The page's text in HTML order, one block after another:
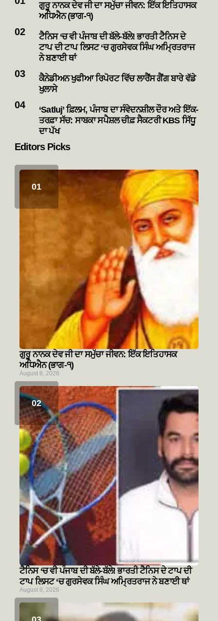
ਗੁਰੂ ਨਾਨਕ ਦੇਵ ਜੀ ਦਾ ਸਮੁੱਚਾ ਜੀਵਨ: ਇੱਕ ਇਤਿਹਾਸਕ
ਅਧਿਐਨ (ਭਾਗ-੧)
ਟੈਨਿਸ ‘ਚ ਵੀ ਪੰਜਾਬ ਦੀ ਬੱਲੇ-ਬੱਲੇ! ਭਾਰਤੀ ਟੈਨਿਸ ਦੇ
ਟਾਪ ਦੀ ਟਾਪ ਲਿਸਟ ‘ਚ ਗੁਰਸੇਵਕ ਸਿੰਘ ਅਮ੍ਰਿਤਰਾਜ
ਨੇ ਬਣਾਈ ਥਾਂ
ਕੈਨੇਡੀਅਨ ਖੁਫੀਆ ਰਿਪੋਰਟ ਵਿੱਚ ਲਾਰੈਂਸ ਗੈਂਗ ਬਾਰੇ ਵੱਡੇ
ਖੁਲਾਸੇ
‘Satluj’ ਫ਼ਿਲਮ, ਪੰਜਾਬ ਦਾ ਸੰਵੇਦਨਸ਼ੀਲ ਦੌਰ ਅਤੇ ਇੱਕ-
ਤਰਫ਼ਾ ਸੱਚ: ਸਾਬਕਾ ਸਪੈਸ਼ਲ ਚੀਫ਼ ਸੈਕਟਰੀ KBS ਸਿੱਧੂ
ਦਾ ਪੱਖ
Editors Picks
ਗੁਰੂ ਨਾਨਕ ਦੇਵ ਜੀ ਦਾ ਸਮੁੱਚਾ ਜੀਵਨ: ਇੱਕ ਇਤਿਹਾਸਕ
ਅਧਿਐਨ (ਭਾਗ-੧)
August 8, 2026
ਟੈਨਿਸ ‘ਚ ਵੀ ਪੰਜਾਬ ਦੀ ਬੱਲੇ-ਬੱਲੇ! ਭਾਰਤੀ ਟੈਨਿਸ ਦੇ ਟਾਪ ਦੀ
ਟਾਪ ਲਿਸਟ ‘ਚ ਗੁਰਸੇਵਕ ਸਿੰਘ ਅਮ੍ਰਿਤਰਾਜ ਨੇ ਬਣਾਈ ਥਾਂ
August 8, 2026